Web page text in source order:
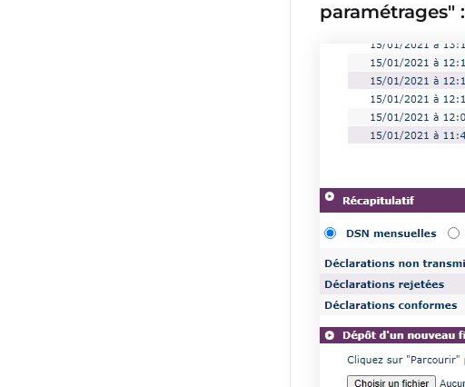
paramétrages" :